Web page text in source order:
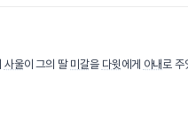
사울이 그의 딸 미갈을 다윗 에게 아내 로 주